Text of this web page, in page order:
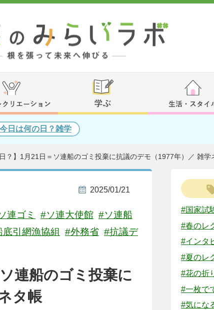
今日は何の日？雑学
日？】1月21日＝ソ連船のゴミ投棄に抗議のデモ（1977年）／ 雑学
2025/01/21
連ゴミ #ソ連大使館 #ソ連船
引網漁協組 #外務省 #抗議デ
連船のゴミ投棄に
タ帳
#国家試
#春のレ
#インタ
#夏のレ
#花の折
#一枚で
#気にな